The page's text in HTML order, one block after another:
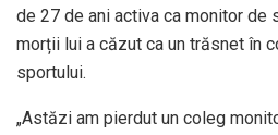
de 27 de ani activa ca monitor de
morții lui a căzut ca un trăsnet în
sportului.
„Astăzi am pierdut un coleg